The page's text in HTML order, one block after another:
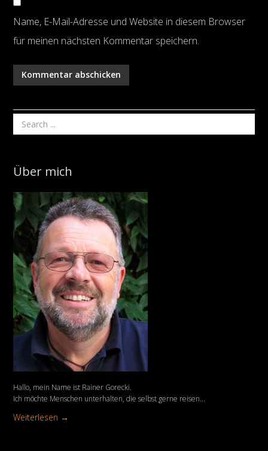
Name, E-Mail-Adresse und Website in diesem Browser
für meinen nächsten Kommentar speichern.
Über mich
Hallo, mein Name ist Rainer Gorecki.
Ich möchte Menschen unterhalten, die selbst gerne reisen...
Weiterlesen →